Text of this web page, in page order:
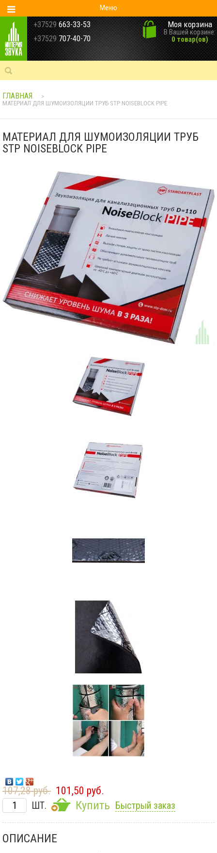
Меню
+37529 663-33-53
+37529 707-40-70
Моя корзина
В Вашей корзине:
0 товар(ов)
ГЛАВНАЯ
>
МАТЕРИАЛ ДЛЯ ШУМОИЗОЛЯЦИИ ТРУБ STP NOISEBLOCK PIPE
МАТЕРИАЛ ДЛЯ ШУМОИЗОЛЯЦИИ ТРУБ
STP NOISEBLOCK PIPE
107,28 руб. 101,50 руб.
ШТ. Купить Быстрый заказ
ОПИСАНИЕ